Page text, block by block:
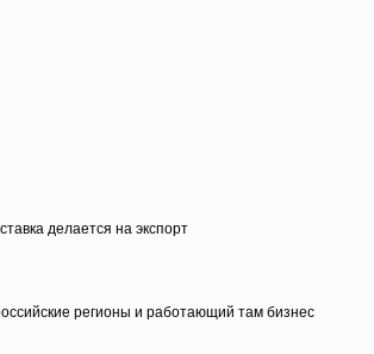
делается на экспорт
регионы и работающий там бизнес